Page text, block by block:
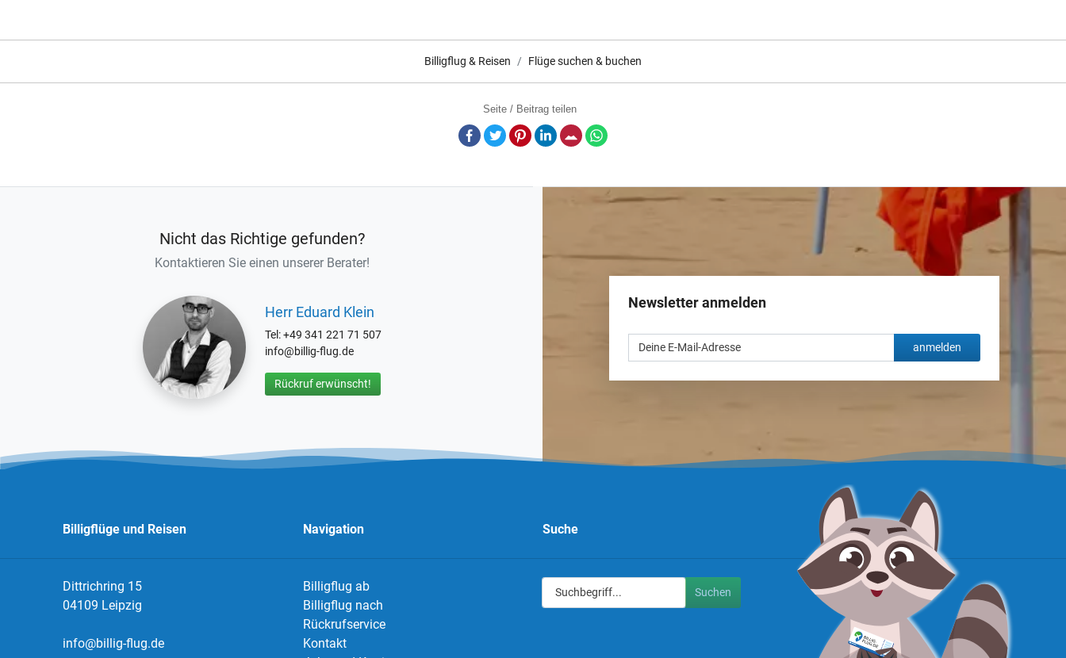
Billigflug & Reisen Flüge suchen & buchen
Seite / Beitrag teilen
Facebook
TwitterPinterestLinkedInE-Mail
Nicht das Richtige gefunden?
Kontaktieren Sie einen unserer Berater!
Herr Eduard Klein
Tel: +49 341 221 71 507
info@billig-flug.de
Rückruf erwünscht!
Newsletter anmelden
anmelden
Billigflüge und Reisen
Dittrichring 15
04109 Leipzig
info@billig-flug.de
Navigation
Billigflug ab
Billigflug nach
Rückrufservice
Kontakt
Suche
Suchen